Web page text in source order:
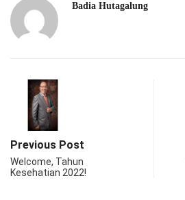
Badia Hutagalung
Previous Post
Welcome, Tahun
Kesehatian 2022!